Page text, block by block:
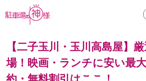
【二子玉川・玉川高島屋】
場！映画・ランチに安い最